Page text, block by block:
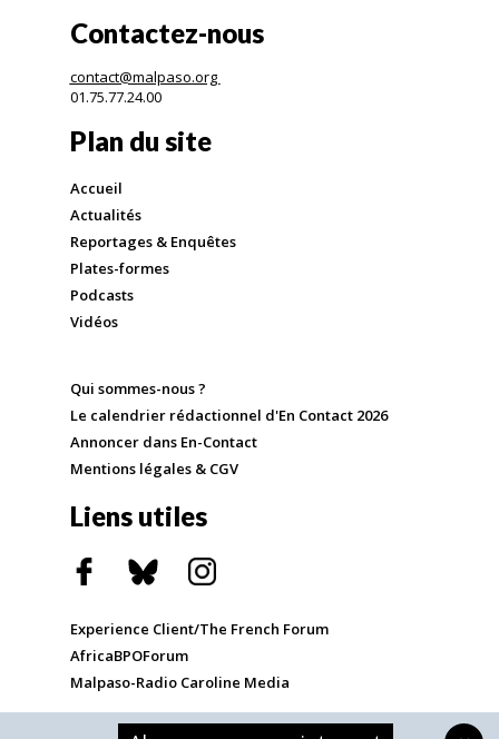
Contactez-nous
contact@malpaso.org
01.75.77.24.00
Plan du site
Accueil
Actualités
Reportages & Enquêtes
Plates-formes
Podcasts
Vidéos
Qui sommes-nous ?
Le calendrier rédactionnel d'En Contact 2026
Annoncer dans En-Contact
Mentions légales & CGV
Liens utiles
Experience Client/The French Forum
AfricaBPOForum
Malpaso-Radio Caroline Media